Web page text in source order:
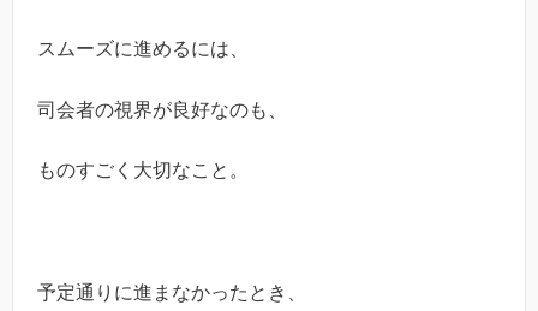
スムーズに進めるには、
司会者の視界が良好なのも、
ものすごく大切なこと。
予定通りに進まなかったとき、